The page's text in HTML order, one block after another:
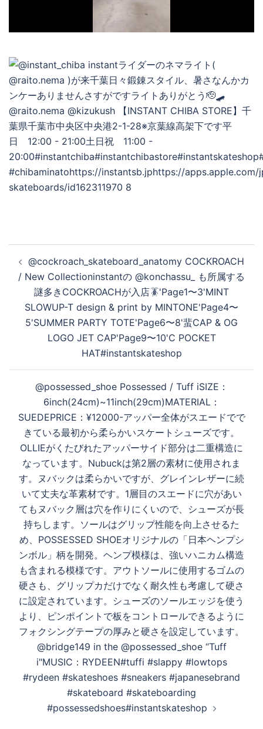
デ
を
再
る
稿
ナ
ョ
@cockroach_skateboard_anatomy COCKROACH
/ New Collectioninstantの @konchassu_ も所属する
謎多きCOCKROACHが入店🪳'Page1〜3'MINT
SLOWUP-T design & print by MINTONE'Page4〜
5'SUMMER PARTY TOTE'Page6〜8'蜚CAP & OG
LOGO JET CAP'Page9〜10'C POCKET
HAT#instantskateshop
@possessed_shoe Possessed / Tuff iSIZE：
6inch(24cm)~11inch(29cm)MATERIAL：
SUEDEPRICE：¥12000-アッパー全体がスエードでで
きている最初から柔らかいスケートシューズです。
OLLIEがくたびれたアッパーサイド部分は二重構造に
なっています。Nubuckは第2層の素材に使用されま
す。ヌバックは柔らかいですが、グレインレザーに続
いて丈夫な革素材です。1層目のスエードに穴があい
てもヌバック層は穴を作りにくいので、シューズが長
持ちします。ソールはグリップ性能を向上させるた
め、POSSESSED SHOEオリジナルの「日本ヘンプシ
ンボル」柄を開発。ヘンプ模様は、強いハニカム構造
も含まれる模様です。アウトソールに使用するゴムの
硬さも、グリップカだけでなく耐久性も考慮して硬さ
に設定されています。シューズのソールエッジを使う
より、ピンポイントで板をコントロールできるように
フォクシングテープの厚みと硬さを設定しています。
@bridge149 in the @possessed_shoe “Tuff
i"MUSIC：RYDEEN#tuffi #slappy #lowtops
#rydeen #skateshoes #sneakers #japanesebrand
#skateboard #skateboarding
#possessedshoes#instantskateshop